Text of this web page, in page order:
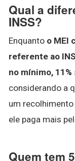
Qual a
INSS?
Enquanto o MEI
referente ao
no mínimo,
considerando a
um
ele paga mais
Quem tem